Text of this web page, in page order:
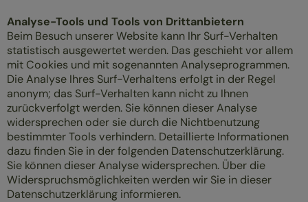
Analyse-Tools und Tools von Drittanbietern
Beim Besuch unserer Website kann Ihr Surf-Verhalten
statistisch ausgewertet werden. Das geschieht vor allem
mit Cookies und mit sogenannten Analyseprogrammen.
Die Analyse Ihres Surf-Verhaltens erfolgt in der Regel
anonym; das Surf-Verhalten kann nicht zu Ihnen
zurückverfolgt werden. Sie können dieser Analyse
widersprechen oder sie durch die Nichtbenutzung
bestimmter Tools verhindern. Detaillierte Informationen
dazu finden Sie in der folgenden Datenschutzerklärung.
Sie können dieser Analyse widersprechen. Über die
Widerspruchsmöglichkeiten werden wir Sie in dieser
Datenschutzerklärung informieren.